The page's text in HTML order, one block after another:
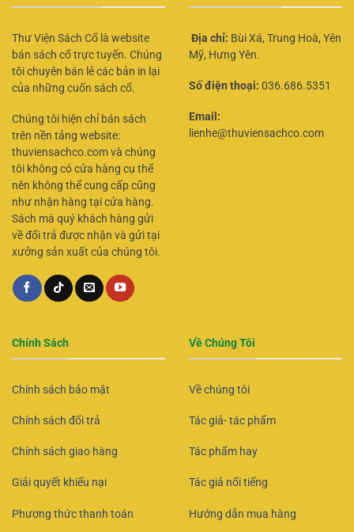
Thư Viện Sách Cổ là website
bán sách cổ trực tuyến. Chúng
tôi chuyên bán lẻ các bản in lại
của những cuốn sách cổ.
Chúng tôi hiện chỉ bán sách
trên nền tảng website:
thuviensachco.com và chúng
tôi không có cửa hàng cụ thể
nên không thể cung cấp cũng
như nhận hàng tại cửa hàng.
Sách mà quý khách hàng gửi
về đổi trả được nhận và gửi tại
xưởng sản xuất của chúng tôi.
Địa chỉ: Bùi Xá, Trung Hoà, Yên
Mỹ, Hưng Yên.
Số điện thoại: 036.686.5351
Email:
lienhe@thuviensachco.com
Chính Sách
Chính sách bảo mật
Chính sách đổi trả
Chính sách giao hàng
Giải quyết khiếu nại
Phương thức thanh toán
Về Chúng Tôi
Về chúng tôi
Tác giả- tác phẩm
Tác phẩm hay
Tác giả nổi tiếng
Hướng dẫn mua hàng